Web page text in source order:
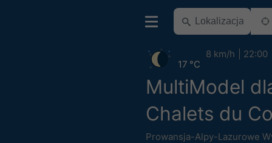
MultiModel
Chalets du
Prowansja-Alpy-Lazurowe
17 °C
8 km/h 22:00